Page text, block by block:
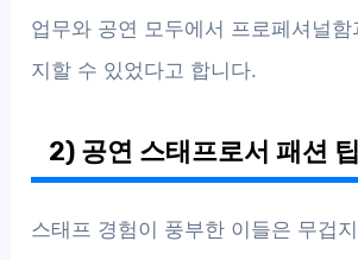
업무와 공연 모두에서 프로페셔널
지할 수 있었다고 합니다.
2) 공연 스태프로서 패션 팁
스태프 경험이 풍부한 이들은 무겁